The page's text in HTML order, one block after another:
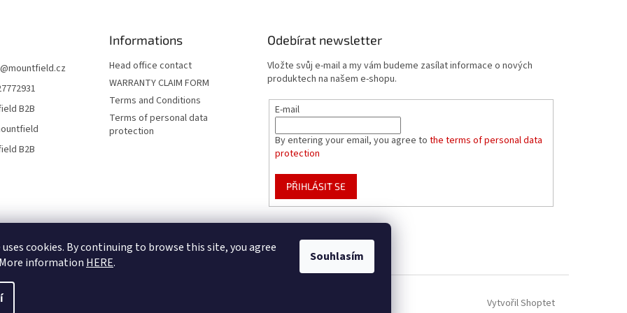
cookies. By continuing to browse this site, you agree
information HERE. Souhlasím
@mountfield.cz
B2B
B2B
Informations
Head office contact
WARRANTY CLAIM FORM
Terms and Conditions
Terms of personal data
protection
Odebírat newsletter
Vložte svůj e-mail a my vám budeme zasílat informace o nových
produktech na našem e-shopu.
E-mail
By entering your email, you agree tothe terms of personal data
protection
PŘIHLÁSIT SE
Mountfield Premium pools & enclosures Pool enclosure configurator
Vytvořil Shoptet